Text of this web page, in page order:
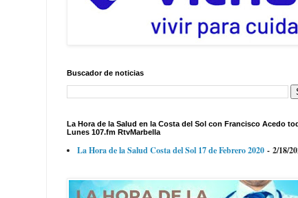
Buscador de noticias
La Hora de la Salud en la Costa del Sol con Francisco Acedo
Lunes 107.fm RtvMarbella
La Hora de la Salud Costa del Sol 17 de Febrero 2020 - 2/18/